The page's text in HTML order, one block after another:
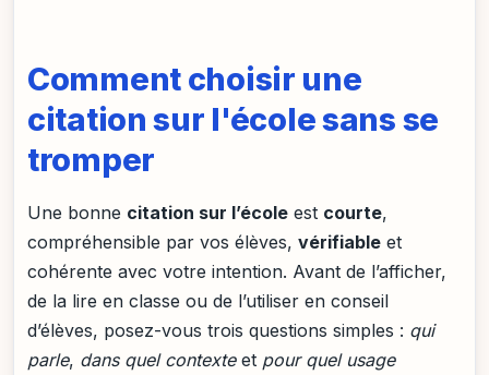
Comment choisir une
citation sur l'école sans se
tromper
Une bonne citation sur l’école est courte,
compréhensible par vos élèves, vérifiable et
cohérente avec votre intention. Avant de l’afficher,
de la lire en classe ou de l’utiliser en conseil
d’élèves, posez-vous trois questions simples : qui
parle, dans quel contexteet pour quel usage